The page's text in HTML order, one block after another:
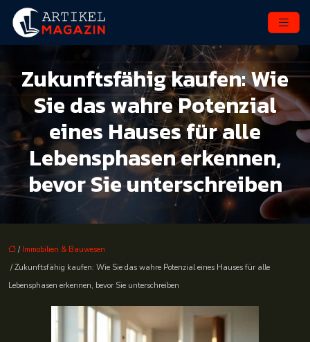
Zukunftsfähig kaufen: Wie
Sie das wahre Potenzial
eines Hauses für alle
Lebensphasen erkennen,
bevor Sie unterschreiben
/ Immobilien & Bauwesen
/ Zukunftsfähig kaufen: Wie Sie das wahre Potenzial eines Hauses für alle
Lebensphasen erkennen, bevor Sie unterschreiben